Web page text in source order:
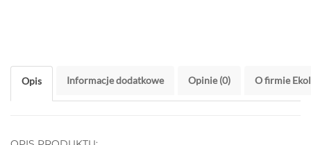
Opis Informacje dodatkowe Opinie (0) O firmie